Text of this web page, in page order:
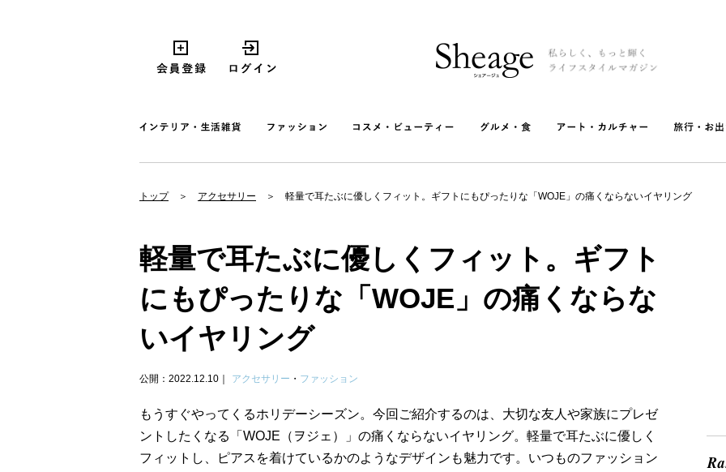
トップ アクセサリー 軽量で耳たぶに優しくフィット。ギフトにもぴったりな「WOJE」の痛くならないイヤリング
軽量で耳たぶに優しくフィット。ギフト
にもぴったりな「WOJE」の痛くならな
いイヤリング
公開：2022.12.10 アクセサリー ・ ファッション
もうすぐやってくるホリデーシーズン。今回ご紹介するのは、大切な友人や家族にプレゼ
ントしたくなる「WOJE（ヲジェ）」の痛くならないイヤリング。軽量で耳たぶに優しく
フィットし、ピアスを着けているかのようなデザインも魅力です。いつものファッション